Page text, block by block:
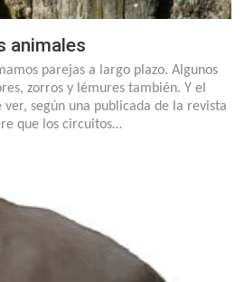
animales
parejas a largo plazo. Algunos
zorros y lémures también. Y el
según una publicada de la revista
que los circuitos…